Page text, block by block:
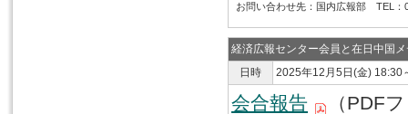
お問い合わせ先：国内広報部 TEL：
経済広報センター会員と在日中国
日時
2025年12月5日(金) 18:30
会合報告 （PDF